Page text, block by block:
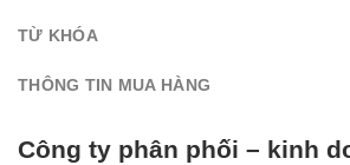
TỪ KHÓA
THÔNG TIN MUA HÀNG
Công ty phân phối – kinh